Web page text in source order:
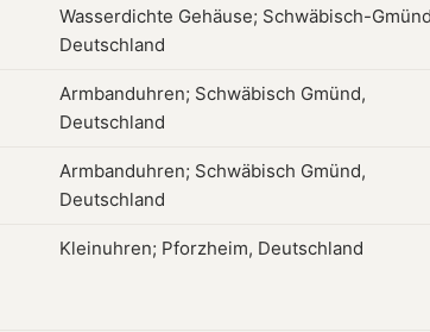
Wasserdichte Gehäuse; Schwäbisch-
Deutschland
Armbanduhren; Schwäbisch Gmünd,
Deutschland
Armbanduhren; Schwäbisch Gmünd,
Deutschland
Kleinuhren; Pforzheim, Deutschland